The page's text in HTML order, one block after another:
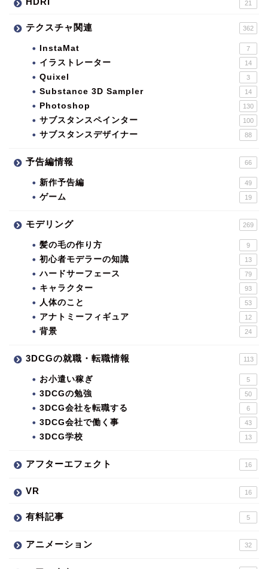
21
テクスチャ関連 362
InstaMat 7
イラストレーター 14
Quixel 3
Substance 3D Sampler 14
Photoshop 130
サブスタンスペインター 100
サブスタンスデザイナー 88
予告編情報 66
新作予告編 49
ゲーム 19
モデリング 269
髪の毛の作り方 9
初心者モデラーの知識 13
ハードサーフェース 79
キャラクター 93
人体のこと 53
アナトミーフィギュア 12
背景 24
3DCGの就職・転職情報 113
お小遣い稼ぎ 5
3DCGの勉強 50
3DCG会社を転職する 6
3DCG会社で働く事 43
3DCG学校 13
アフターエフェクト 16
VR 16
有料記事 5
アニメーション 32